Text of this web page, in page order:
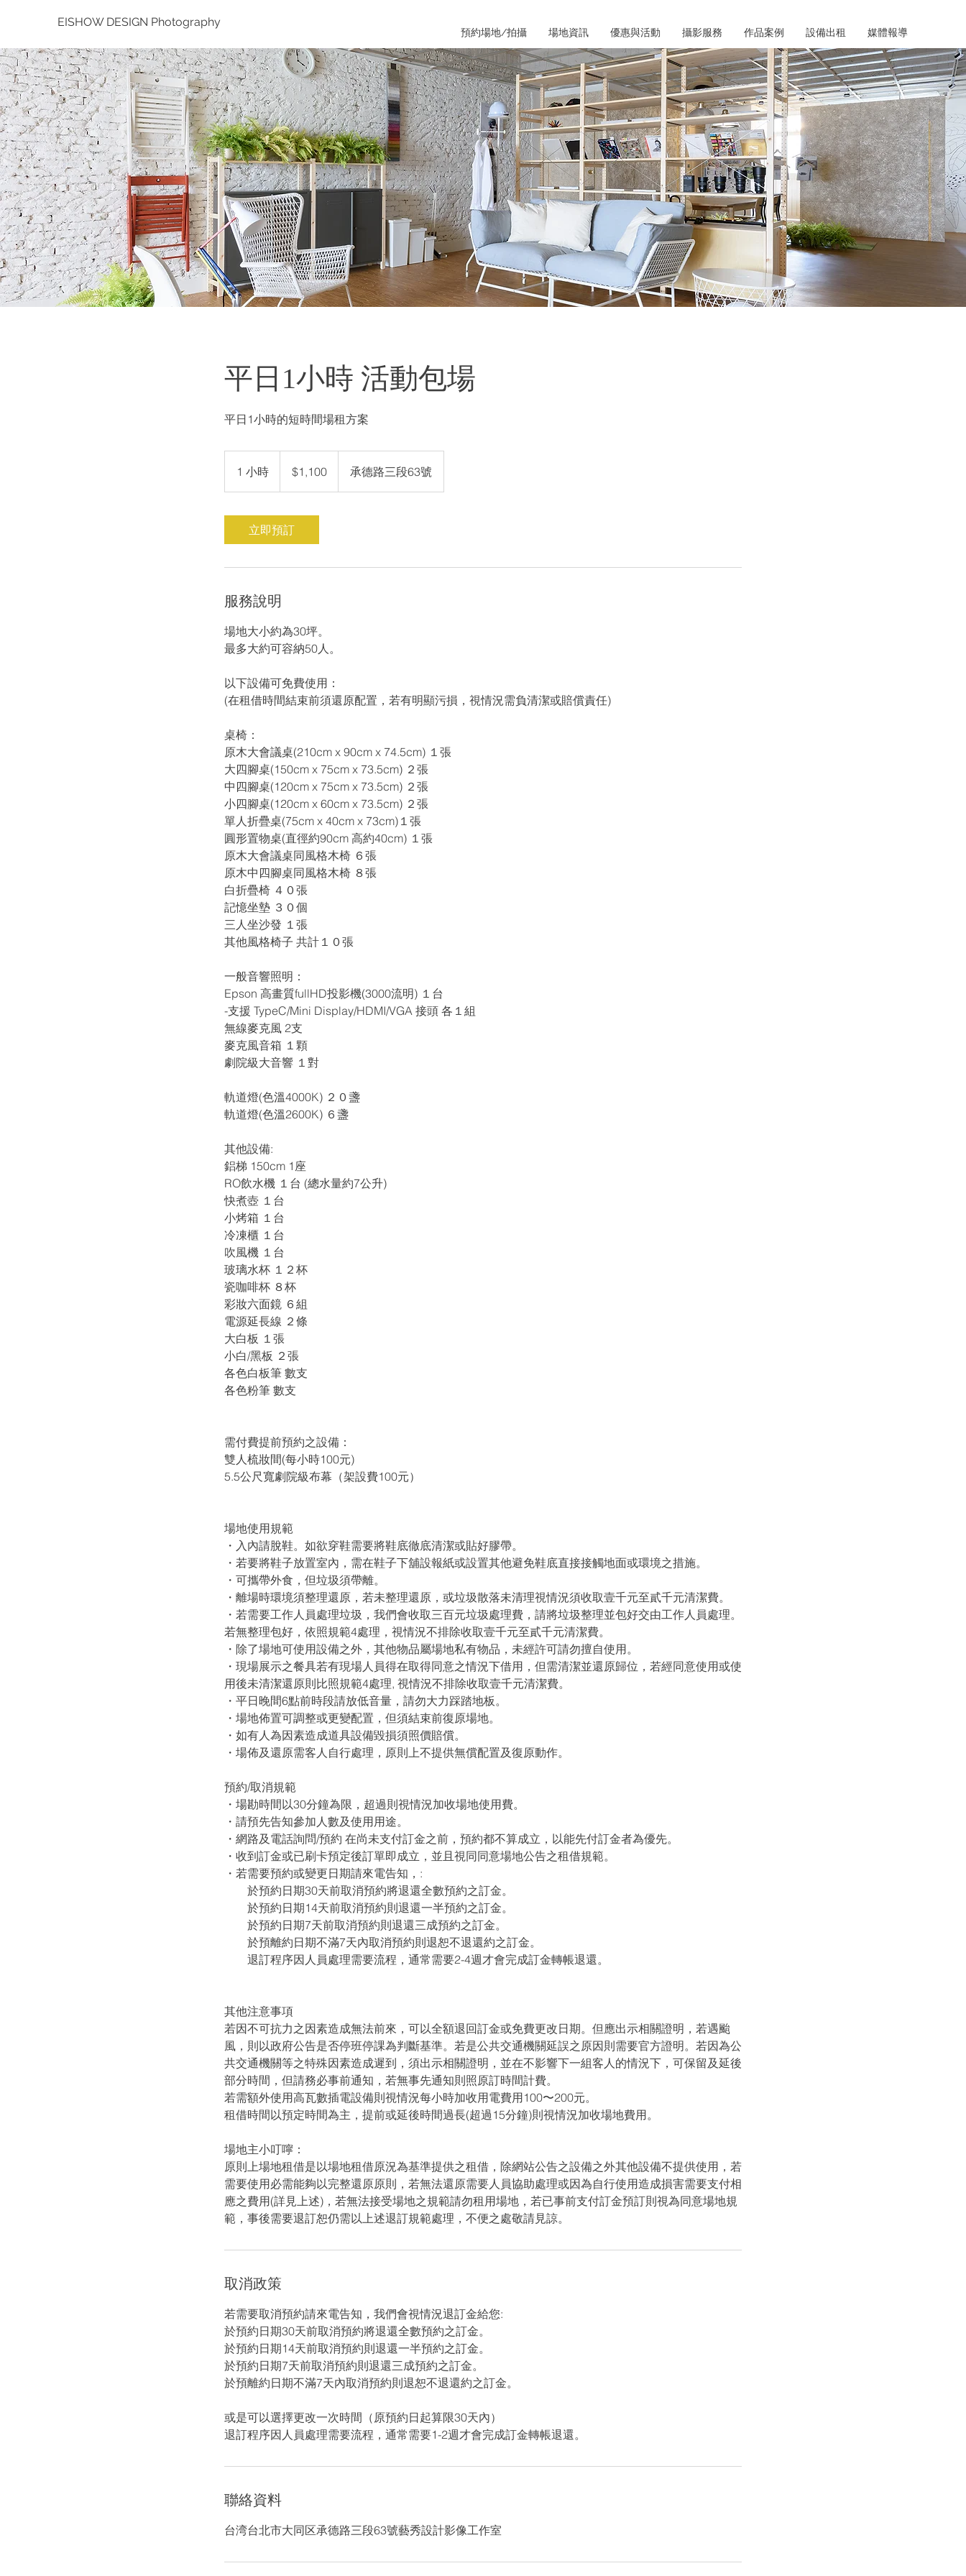
EISHOW DESIGN Photography
預約場地/拍攝 場地資訊 優惠與活動 攝影服務 作品案例 設備出租 媒體報導
平日1小時 活動包場
平日1小時的短時間場租方案
1 小時
小
$1,100 承德路三段63號
立即預訂
服務說明
場地大小約為30坪。
最多大約可容納50人。
以下設備可免費使用：
(在租借時間結束前須還原配置，若有明顯污損，視情況需負清潔或賠償責任)
桌椅：
原木大會議桌(210cm x 90cm x 74.5cm) １張
大四腳桌(150cm x 75cm x 73.5cm) ２張
中四腳桌(120cm x 75cm x 73.5cm) ２張
小四腳桌(120cm x 60cm x 73.5cm) ２張
單人折疊桌(75cm x 40cm x 73cm)１張
圓形置物桌(直徑約90cm 高約40cm) １張
原木大會議桌同風格木椅 ６張
原木中四腳桌同風格木椅 ８張
白折疊椅 ４０張
記憶坐墊 ３０個
​三人坐沙發 １張
其他風格椅子 共計１０張
​一般音響照明：
Epson 高畫質fullHD投影機(3000流明) １台
-支援 TypeC/Mini Display/HDMI/VGA 接頭 各１組
無線麥克風 2支
麥克風音箱 １顆
劇院級大音響 １對
軌道燈(色溫4000K) ２０盞
​軌道燈(色溫2600K) ６盞
​其他設備:
鋁梯 150cm 1座
RO飲水機 １台 (總水量約7公升)
快煮壺 １台
​小烤箱 １台
冷凍櫃 １台
吹風機 １台
玻璃水杯 １２杯
瓷咖啡杯 ８杯
彩妝六面鏡 ６組
電源延長線 ２條
大白板 １張
​小白/黑板 ２張
各色白板筆 數支
​各色粉筆 數支
需付費提前預約之設備：
雙人梳妝間(每小時100元)
5.5公尺寬劇院級布幕（架設費100元）
場地使用規範
・入內請脫鞋。如欲穿鞋需要將鞋底徹底清潔或貼好膠帶。
・​若要將鞋子放置室內，需在鞋子下舖設報紙或設置其他避免鞋底直接接觸地面或環境之措施。
・可攜帶外食，但垃圾須帶離。
・離場時環境須整理還原，若未整理還原，或垃圾散落未清理視情況須收取壹千元至貳千元清潔費。
・若需要工作人員處理垃圾，我們會收取三百元垃圾處理費，請將垃圾整理並包好交由工作人員處理。
若無整理包好，依照規範4處理，視情況不排除收取壹千元至貳千元清潔費。
・除了場地可使用設備之外，其他物品屬場地私有物品，未經許可請勿擅自使用。
・現場展示之餐具若有現場人員得在取得同意之情況下借用，但需清潔並還原歸位，若經同意使用或使
用後未清潔還原則比照規範4處理, 視情況不排除收取壹千元清潔費。
・平日晚間6點前時段請放低音量，請勿大力踩踏地板。
・場地佈置可調整或更變配置，但須結束前復原場地。
・如有人為因素造成道具設備毀損須照價賠償。
・場佈及還原需客人自行處理，原則上不提供無償配置及復原動作。
預約/取消規範
・場勘時間以30分鐘為限，超過則視情況加收場地使用費。
・請預先告知參加人數及使用用途。
・網路及電話詢問/預約 在尚未支付訂金之前，預約都不算成立，以能先付訂金者為優先。
・收到訂金或已刷卡預定後訂單即成立，並且視同同意場地公告之租借規範。
・若需要預約或變更日期請來電告知，:
於預約日期30天前取消預約將退還全數預約之訂金。
於預約日期14天前取消預約則退還一半預約之訂金。
於預約日期7天前取消預約則退還三成預約之訂金。
於預離約日期不滿7天內取消預約則退恕不退還約之訂金。
退訂程序因人員處理需要流程，通常需要2-4週才會完成訂金轉帳退還。
其他注意事項
若因不可抗力之因素造成無法前來，可以全額退回訂金或免費更改日期。但應出示相關證明，若遇颱
風，則以政府公告是否停班停課為判斷基準。若是公共交通機關延誤之原因則需要官方證明。若因為公
共交通機關等之特殊因素造成遲到，須出示相關證明，並在不影響下一組客人的情況下，可保留及延後
部分時間，但請務必事前通知，若無事先通知則照原訂時間計費。
若需額外使用高瓦數插電設備則視情況每小時加收用電費用100〜200元。
租借時間以預定時間為主，提前或延後時間過長(超過15分鐘)則視情況加收場地費用。
場地主小叮嚀：
原則上場地租借是以場地租借原況為基準提供之租借，除網站公告之設備之外其他設備不提供使用，若
需要使用必需能夠以完整還原原則，若無法還原需要人員協助處理或因為自行使用造成損害需要支付相
應之費用(詳見上述)，若無法接受場地之規範請勿租用場地，若已事前支付訂金預訂則視為同意場地規
範，事後需要退訂恕仍需以上述退訂規範處理，不便之處敬請見諒。
取消政策
若需要取消預約請來電告知，我們會視情況退訂金給您:
於預約日期30天前取消預約將退還全數預約之訂金。
於預約日期14天前取消預約則退還一半預約之訂金。
於預約日期7天前取消預約則退還三成預約之訂金。
於預離約日期不滿7天內取消預約則退恕不退還約之訂金。
或是可以選擇更改一次時間（原預約日起算限30天內）
聯絡資料
台湾台北市大同区承德路三段63號藝秀設計影像工作室